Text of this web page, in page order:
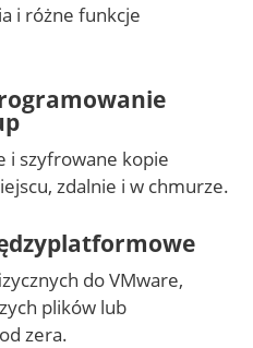
i różne funkcje
i szyfrowane kopie
zdalnie i w chmurze.
do VMware,
plików lub
zera.